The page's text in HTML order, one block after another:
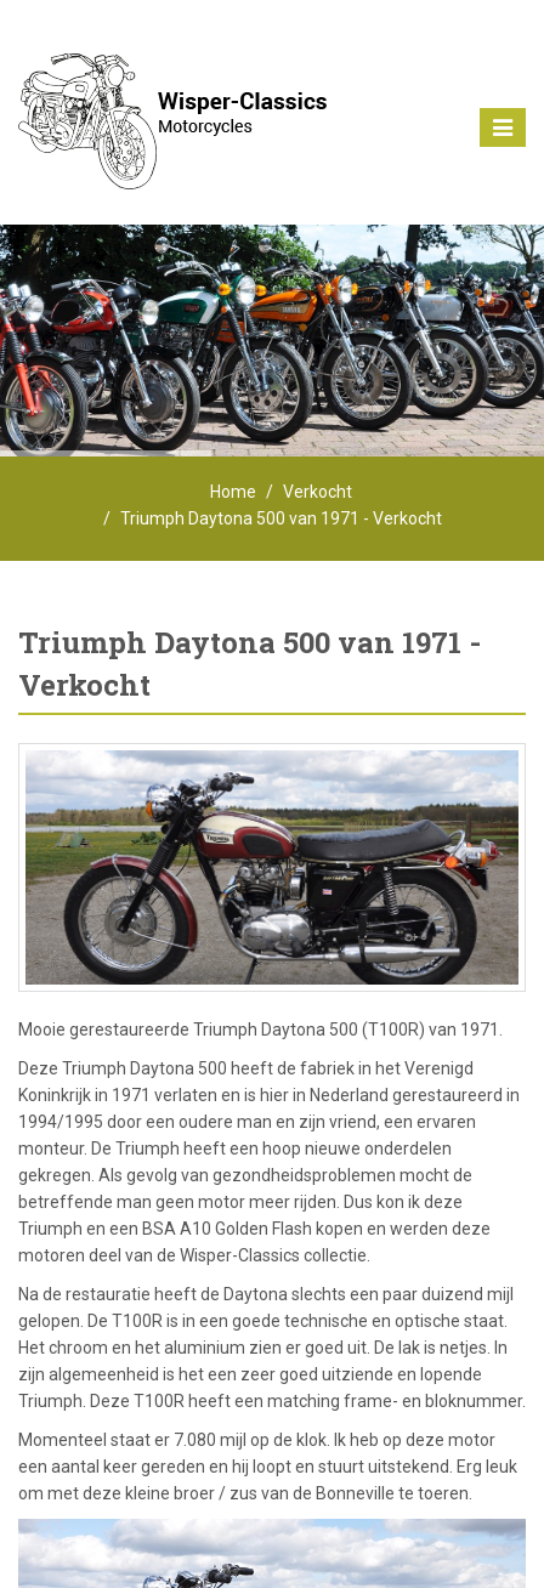
Toggle
Home
Verkocht
Triumph Daytona 500 van 1971 - Verkocht
Triumph Daytona 500 van 1971 -
Verkocht
Mooie gerestaureerde Triumph Daytona 500 (T100R) van 1971.
Deze Triumph Daytona 500 heeft de fabriek in het Verenigd
Koninkrijk in 1971 verlaten en is hier in Nederland gerestaureerd in
1994/1995 door een oudere man en zijn vriend, een ervaren
monteur. De Triumph heeft een hoop nieuwe onderdelen
gekregen. Als gevolg van gezondheidsproblemen mocht de
betreffende man geen motor meer rijden. Dus kon ik deze
Triumph en een BSA A10 Golden Flash kopen en werden deze
motoren deel van de Wisper-Classics collectie.
Na de restauratie heeft de Daytona slechts een paar duizend mijl
gelopen. De T100R is in een goede technische en optische staat.
Het chroom en het aluminium zien er goed uit. De lak is netjes. In
zijn algemeenheid is het een zeer goed uitziende en lopende
Triumph. Deze T100R heeft een matching frame- en bloknummer.
Momenteel staat er 7.080 mijl op de klok. Ik heb op deze motor
een aantal keer gereden en hij loopt en stuurt uitstekend. Erg leuk
om met deze kleine broer / zus van de Bonneville te toeren.